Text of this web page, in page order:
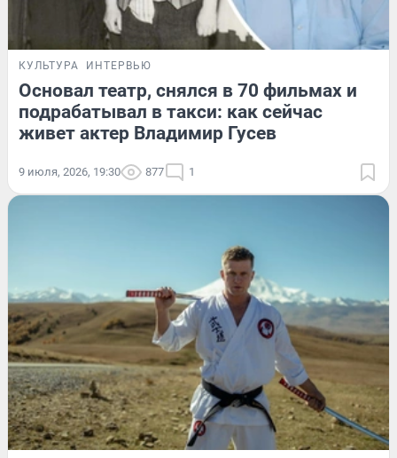
КУЛЬТУРА ИНТЕРВЬЮ
Основал театр, снялся в 70 фильмах и
подрабатывал в такси: как сейчас
живет актер Владимир Гусев
9 июля, 2026, 19:30 877 1